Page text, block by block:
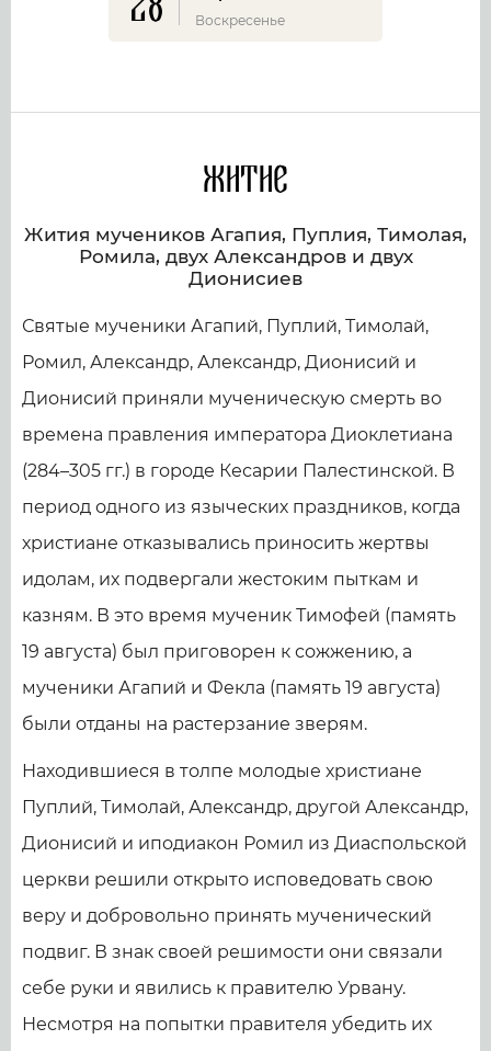
Воскресенье
Житие
Жития мучеников Агапия, Пуплия, Тимолая,
Ромила, двух Александров и двух
Дионисиев
Святые мученики Агапий, Пуплий, Тимолай,
Ромил, Александр, Александр, Дионисий и
Дионисий приняли мученическую смерть во
времена правления императора Диоклетиана
(284–305 гг.) в городе Кесарии Палестинской. В
период одного из языческих праздников, когда
христиане отказывались приносить жертвы
идолам, их подвергали жестоким пыткам и
казням. В это время мученик Тимофей (память
19 августа) был приговорен к сожжению, а
мученики Агапий и Фекла (память 19 августа)
были отданы на растерзание зверям.
Находившиеся в толпе молодые христиане
Пуплий, Тимолай, Александр, другой Александр,
Дионисий и иподиакон Ромил из Диаспольской
церкви решили открыто исповедовать свою
веру и добровольно принять мученический
подвиг. В знак своей решимости они связали
себе руки и явились к правителю Урвану.
Несмотря на попытки правителя убедить их